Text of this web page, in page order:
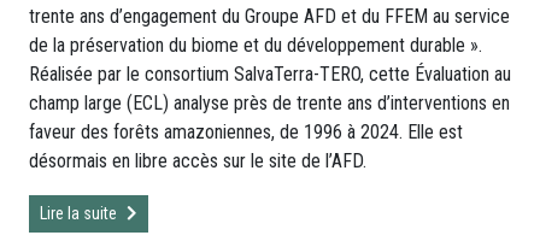
trente ans d’engagement du Groupe AFD et du FFEM au service
de la préservation du biome et du développement durable ».
Réalisée par le consortium SalvaTerra-TERO, cette Évaluation au
champ large (ECL) analyse près de trente ans d’interventions en
faveur des forêts amazoniennes, de 1996 à 2024. Elle est
désormais en libre accès sur le site de l’AFD.
Lire la suite